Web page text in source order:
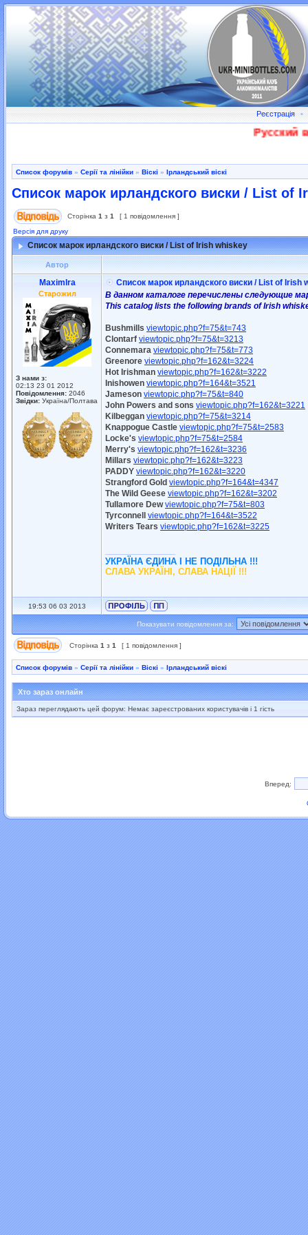
Реєстрація •
Русский
Список форумів » Серії та лінійки » Віскі » Ірландський віскі
Список марок ирландского виски / List of
Сторінка 1 з 1
[ 1 повідомлення ]
Версія для друку
Список марок ирландского виски / List of Irish whiskey
Автор
MaximIra
Старожил
З нами з:
02:13 23 01 2012
Повідомлення: 2046
Звідки: Україна/Полтава
Список марок ирландского виски / List of Irish
В данном каталоге перечислены следующие
This catalog lists the following brands of Irish
Bushmills viewtopic.php?f=75&t=743
Clontarf viewtopic.php?f=75&t=3213
Connemara viewtopic.php?f=75&t=773
Greenore viewtopic.php?f=162&t=3224
Hot Irishman viewtopic.php?f=162&t=3222
Inishowen viewtopic.php?f=164&t=3521
Jameson viewtopic.php?f=75&t=840
John Powers and sons viewtopic.php?f=162&t=3221
Kilbeggan viewtopic.php?f=75&t=3214
Knappogue Castle viewtopic.php?f=75&t=2583
Locke's viewtopic.php?f=75&t=2584
Merry's viewtopic.php?f=162&t=3236
Millars viewtopic.php?f=162&t=3223
PADDY viewtopic.php?f=162&t=3220
Strangford Gold viewtopic.php?f=164&t=4347
The Wild Geese viewtopic.php?f=162&t=3202
Tullamore Dewviewtopic.php?f=75&t=803
Tyrconnell viewtopic.php?f=164&t=3522
Writers Tears viewtopic.php?f=162&t=3225
УКРАЇНА ЄДИНА І НЕ ПОДІЛЬНА !!!
СЛАВА УКРАЇНІ, СЛАВА НАЦІЇ !!!
19:53 06 03 2013
Показувати повідомлення за:
Сторінка 1 з 1 [ 1 повідомлення ]
Список форумів » Серії та лінійки » Віскі » Ірландський віскі
Хто зараз онлайн
Зараз переглядають цей форум: Немає зареєстрованих користувачів і 1 гість
Вперед: